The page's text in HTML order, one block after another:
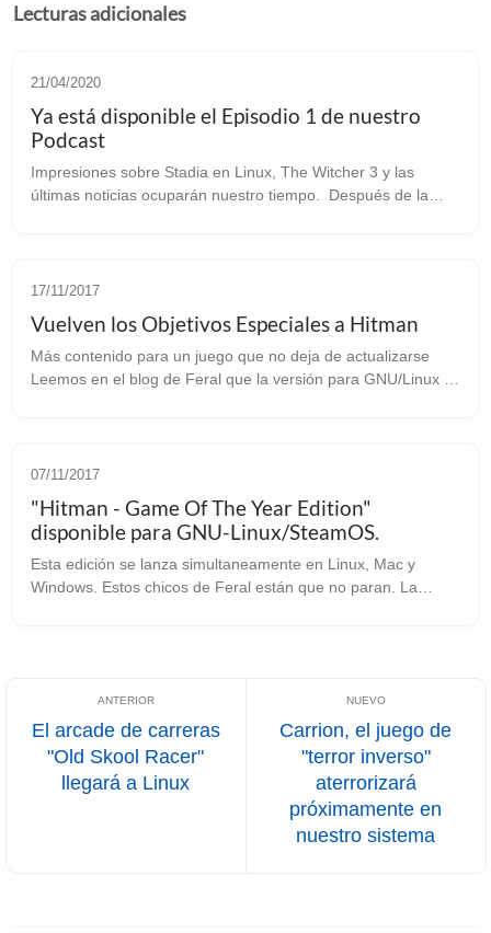
Lecturas adicionales
21/04/2020
Ya está disponible el Episodio 1 de nuestro
Podcast
Impresiones sobre Stadia en Linux, The Witcher 3 y las
últimas noticias ocuparán nuestro tiempo. Después de la
17/11/2017
Vuelven los Objetivos Especiales a Hitman
Más contenido para un juego que no deja de actualizarse
Leemos en el blog de Feral que la versión para GNU/Linux y
07/11/2017
"Hitman - Game Of The Year Edition"
disponible para GNU-Linux/SteamOS.
Esta edición se lanza simultaneamente en Linux, Mac y
Windows. Estos chicos de Feral están que no paran. La
El arcade de carreras
"Old Skool Racer"
llegará a Linux
Carrion, el juego de
"terror inverso"
aterrorizará
próximamente en
nuestro sistema